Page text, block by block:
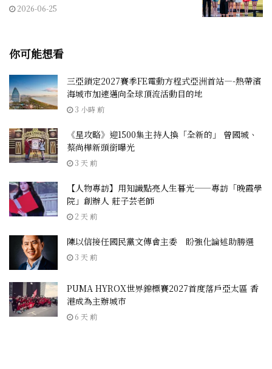
2026-06-25
你可能想看
三亞鎖定2027賽季FE電動方程式亞洲首站—-熱帶濱
海城市加速邁向全球頂流活動目的地
3 小時 前
《星攻略》迎1500集主持人換「全新的」 曾國城、
蔡尚樺新頭銜曝光
3 天 前
【人物專訪】用知識點亮人生暮光——專訪「晚霞學
院」創辦人 莊子芸老師
2 天 前
陳以信接任國民黨文傳會主委 盼強化論述助勝選
3 天 前
PUMA HYROX世界錦標賽2027首度落戶亞太區 香
港成為主辦城市
6 天 前